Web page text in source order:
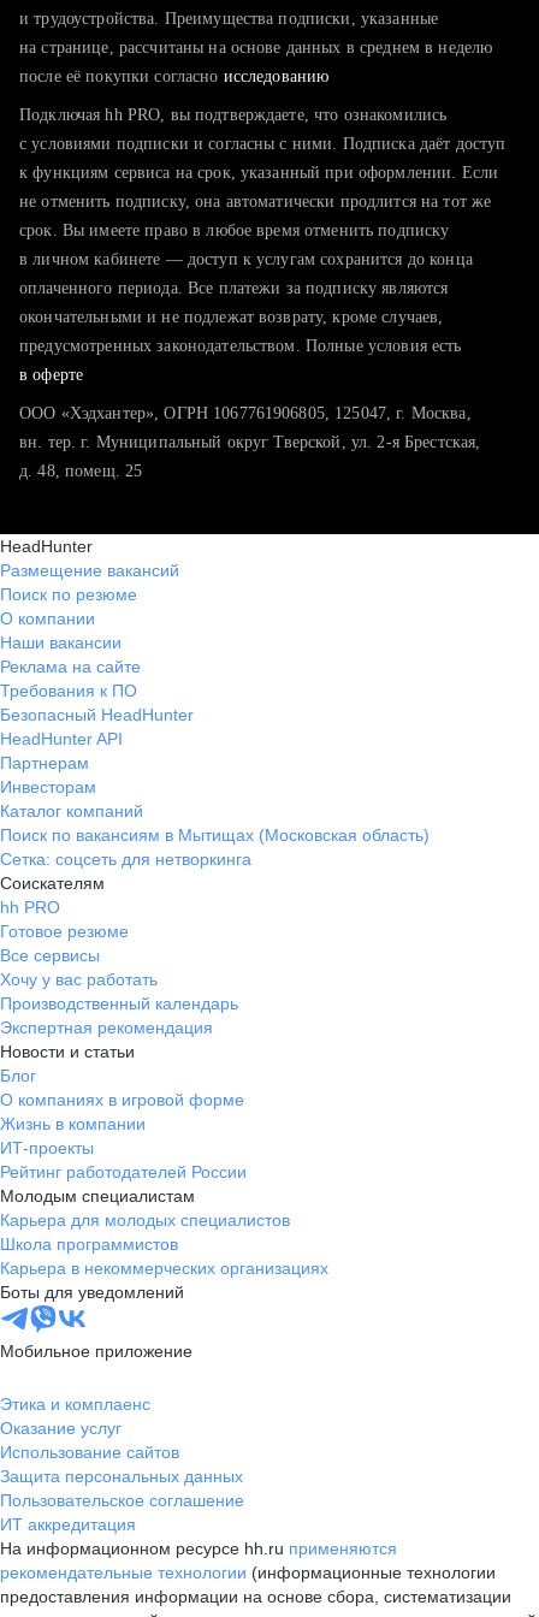
тратите много времени на поиск и вручную поднимаете
хотите сравнить себя с конкурентами и оценить шансы
и трудоустройства. Преимущества подписки, указанные
на странице, рассчитаны на основе данных в среднем в неделю
после её покупки согласно исследованию
Подключая hh PRO, вы подтверждаете, что ознакомились
с условиями подписки и согласны с ними. Подписка даёт доступ
к функциям сервиса на срок, указанный при оформлении. Если
не отменить подписку, она автоматически продлится на тот же
срок. Вы имеете право в любое время отменить подписку
в личном кабинете — доступ к услугам сохранится до конца
оплаченного периода. Все платежи за подписку являются
окончательными и не подлежат возврату, кроме случаев,
предусмотренных законодательством. Полные условия есть
в оферте
ООО «Хэдхантер», ОГРН 1067761906805, 125047, г. Москва,
вн. тер. г. Муниципальный округ Тверской, ул. 2-я Брестская,
д. 48, помещ. 25
HeadHunter
Размещение вакансий
Поиск по резюме
О компании
Наши вакансии
Реклама на сайте
Требования к ПО
Безопасный HeadHunter
HeadHunter API
Партнерам
Инвесторам
Каталог компаний
Поиск по вакансиям в Мытищах (Московская область)
Сетка: соцсеть для нетворкинга
Соискателям
hh PRO
Готовое резюме
Все сервисы
Хочу у вас работать
Производственный календарь
Экспертная рекомендация
Новости и статьи
Блог
О компаниях в игровой форме
Жизнь в компании
ИТ-проекты
Рейтинг работодателей России
Молодым специалистам
Карьера для молодых специалистов
Школа программистов
Карьера в некоммерческих организациях
Боты для уведомлений
Мобильное приложение
Этика и комплаенс
Оказание услуг
Использование сайтов
Защита персональных данных
Пользовательское соглашение
ИТ аккредитация
На информационном ресурсе hh.ru применяются
рекомендательные технологии (информационные технологии
предоставления информации на основе сбора, систематизации